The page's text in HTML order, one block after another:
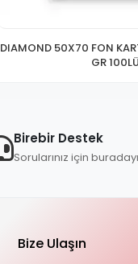
DIAMOND 50X70 FON
GR 100LÜ
Birebir Destek
Sorularınız için
Bize Ulaşın